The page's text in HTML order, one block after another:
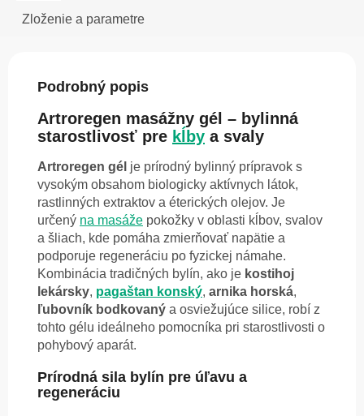
Zloženie a parametre
Podrobný popis
Artroregen masážny gél – bylinná
starostlivosť pre kĺby a svaly
Artroregen gél je prírodný bylinný prípravok s
vysokým obsahom biologicky aktívnych látok,
rastlinných extraktov a éterických olejov. Je
určený na masáže pokožky v oblasti kĺbov, svalov
a šliach, kde pomáha zmierňovať napätie a
podporuje regeneráciu po fyzickej námahe.
Kombinácia tradičných bylín, ako je kostihoj
lekársky, pagaštan konský, arnika horská,
ľubovník bodkovaný a osviežujúce silice, robí z
tohto gélu ideálneho pomocníka pri starostlivosti o
pohybový aparát.
Prírodná sila bylín pre úľavu a
regeneráciu